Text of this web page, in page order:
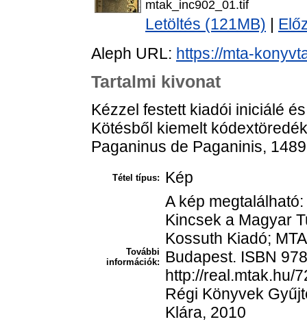
mtak_inc902_01.tif
Letöltés (121MB)
Aleph URL: https://mta-
Tartalmi kivonat
Kézzel festett kiadói iniciálé
Kötésből kiemelt
Paganinus de Paganinis,
Tétel típus: Kép
További
információk:
A kép
Kincsek a Magyar
Kossuth Kiadó;
Budapest. ISBN
http://real.mtak.hu/
Régi Könyvek
Klára, 2010